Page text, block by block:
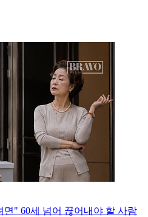
면" 60세 넘어 끊어내야 할 사람